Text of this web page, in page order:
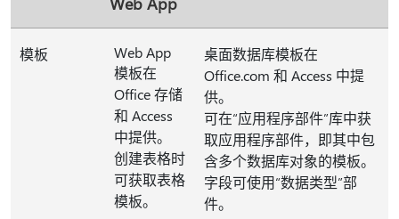
模板
Web App
模板在
Office 存储
和 Access
中提供。
创建表格时
可获取表格
模板。
桌面数据库模板在
Office.com 和 Access 中提
供。
可在“应用程序部件”库中获
取应用程序部件，即其中包
含多个数据库对象的模板。
字段可使用“数据类型”部
件。